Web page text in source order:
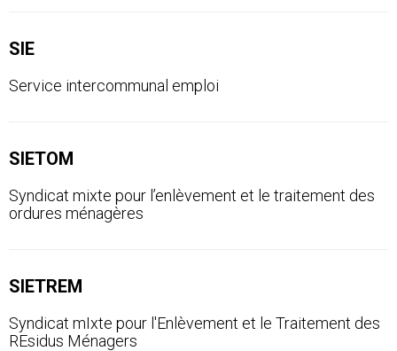
SIE
Service intercommunal emploi
SIETOM
Syndicat mixte pour l’enlèvement et le traitement des
ordures ménagères
SIETREM
Syndicat mIxte pour l'Enlèvement et le Traitement des
REsidus Ménagers